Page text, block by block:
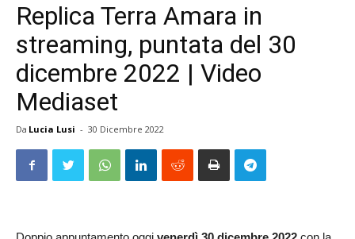
Replica Terra Amara in
streaming, puntata del 30
dicembre 2022 | Video
Mediaset
Da Lucia Lusi - 30 Dicembre 2022